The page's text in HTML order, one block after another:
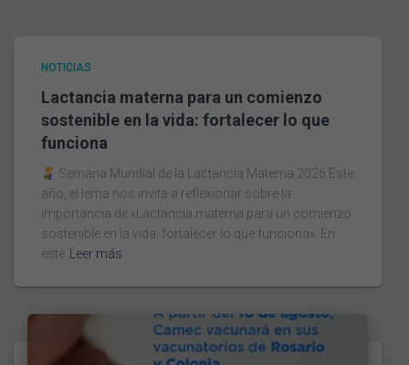
NOTICIAS
Lactancia materna para un comienzo
sostenible en la vida: fortalecer lo que
funciona
Semana Mundial de la Lactancia Materna 2026 Este
año, el lema nos invita a reflexionar sobre la
importancia de «Lactancia materna para un comienzo
sostenible en la vida: fortalecer lo que funciona». En
este
Leer más